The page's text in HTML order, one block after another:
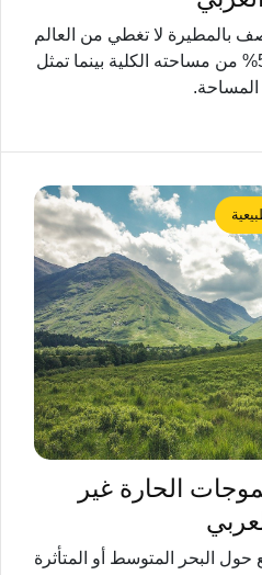
بالمطيرة لا تغطي من العالم
العربي إلا نسبة لا تزيد على 5% من مساحته الكلية بينما تمثل
الحارة غير
حول البحر المتوسط أو المتأثرة